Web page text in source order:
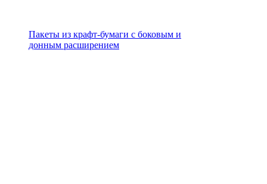
Пакеты из крафт-бумаги с боковым и
донным расширением